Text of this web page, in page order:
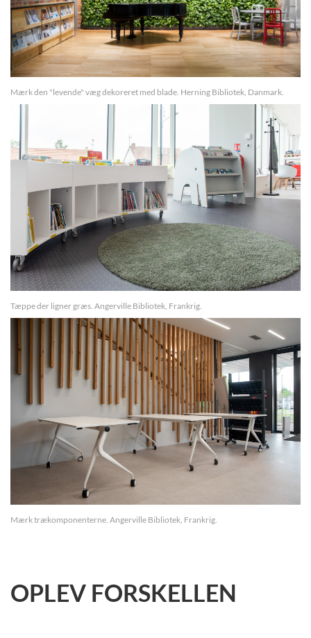
Mærk den "levende" væg dekoreret med blade. Herning Bibliotek, Danmark.
Tæppe der ligner græs. Angerville Bibliotek, Frankrig.
Mærk trækomponenterne. Angerville Bibliotek, Frankrig.
OPLEV FORSKELLEN